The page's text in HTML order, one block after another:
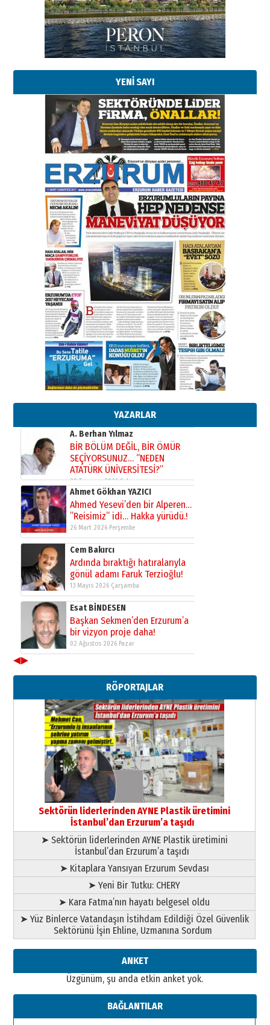
YENİ SAYI
YAZARLAR
Esat BİNDESEN
Başkan Sekmen’den Erzurum’a
bir vizyon proje daha!
02 Ağustos 2026 Pazar
Kadir SABUNCUOĞLU
Erzurumspor’un köşe taşları
29 Haziran 2026 Pazartesi
Kenan GÜLERCİ
Murat Şahsuvaroğlu ERKON’da
çıtayı yukarı taşırken,
yönetimdekiler aşağı
çekmemeli!
17 Şubat 2026 SalıOrhan BOZKURT
Bir fotoğraf, bir şehir, bir
gazeteci… Dizginler kimin
A. Berhan Yılmaz
BİR BÖLÜM DEĞİL, BİR ÖMÜR
SEÇİYORSUNUZ… “NEDEN
ATATÜRK ÜNİVERSİTESİ?”
28 Temmuz 2026 Salı
Ahmet Gökhan YAZICI
Ahmed Yesevi’den bir Alperen…
”Reisimiz” idi… Hakka yürüdü.!
26 Mart 2026 Perşembe
Cem Bakırcı
Ardında bıraktığı hatıralarıyla
gönül adamı Faruk Terzioğlu!
13 Mayıs 2026 Çarşamba
Esat BİNDESEN
Başkan Sekmen’den Erzurum’a
bir vizyon proje daha!
02 Ağustos 2026 Pazar
Erzurumspor’un köşe taşları
29 Haziran 2026 Pazartesi
Kenan GÜLERCİ
Murat Şahsuvaroğlu ERKON’da
çıtayı yukarı taşırken,
yönetimdekiler aşağı
çekmemeli!
17 Şubat 2026 SalıOrhan BOZKURT
Bir fotoğraf, bir şehir, bir
gazeteci… Dizginler kimin
elinde?
A. Berhan Yılmaz
BİR BÖLÜM DEĞİL, BİR ÖMÜR
SEÇİYORSUNUZ… “NEDEN
ATATÜRK ÜNİVERSİTESİ?”
28 Temmuz 2026 Salı
Ahmet Gökhan YAZICI
Ahmed Yesevi’den bir Alperen…
”Reisimiz” idi… Hakka yürüdü.!
26 Mart 2026 Perşembe
gönül adamı Faruk Terzioğlu!
◀▶
RÖPORTAJLAR
Sektörün liderlerinden AYNE Plastik üretimini
İstanbul’dan Erzurum’a taşıdı
➤ Sektörün liderlerinden AYNE Plastik üretimini
İstanbul’dan Erzurum’a taşıdı
➤ Kitaplara Yansıyan Erzurum Sevdası
➤ Yeni Bir Tutku: CHERY
➤ Kara Fatma’nın hayatı belgesel oldu
➤ Yüz Binlerce Vatandaşın İstihdam Edildiği Özel Güvenlik
Sektörünü İşin Ehline, Uzmanına Sordum
ANKET
Üzgünüm, şu anda etkin anket yok.
BAĞLANTILAR